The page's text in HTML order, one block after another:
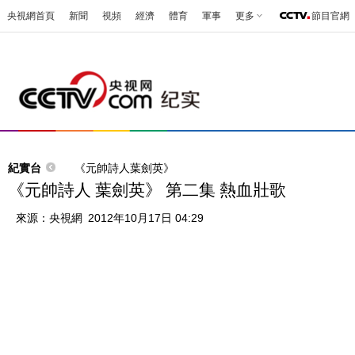
央視網首頁 新聞 視頻 經濟 體育 軍事 更多 節目官網
紀實台 《元帥詩人葉劍英》
《元帥詩人 葉劍英》 第二集 熱血壯歌
來源： 央視網 2012年10月17日 04:29